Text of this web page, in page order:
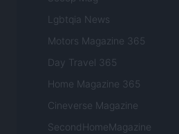
Lgbtqia News
Motors Magazine 365
Day Travel 365
Home Magazine 365
Cineverse Magazine
SecondHomeMagazine